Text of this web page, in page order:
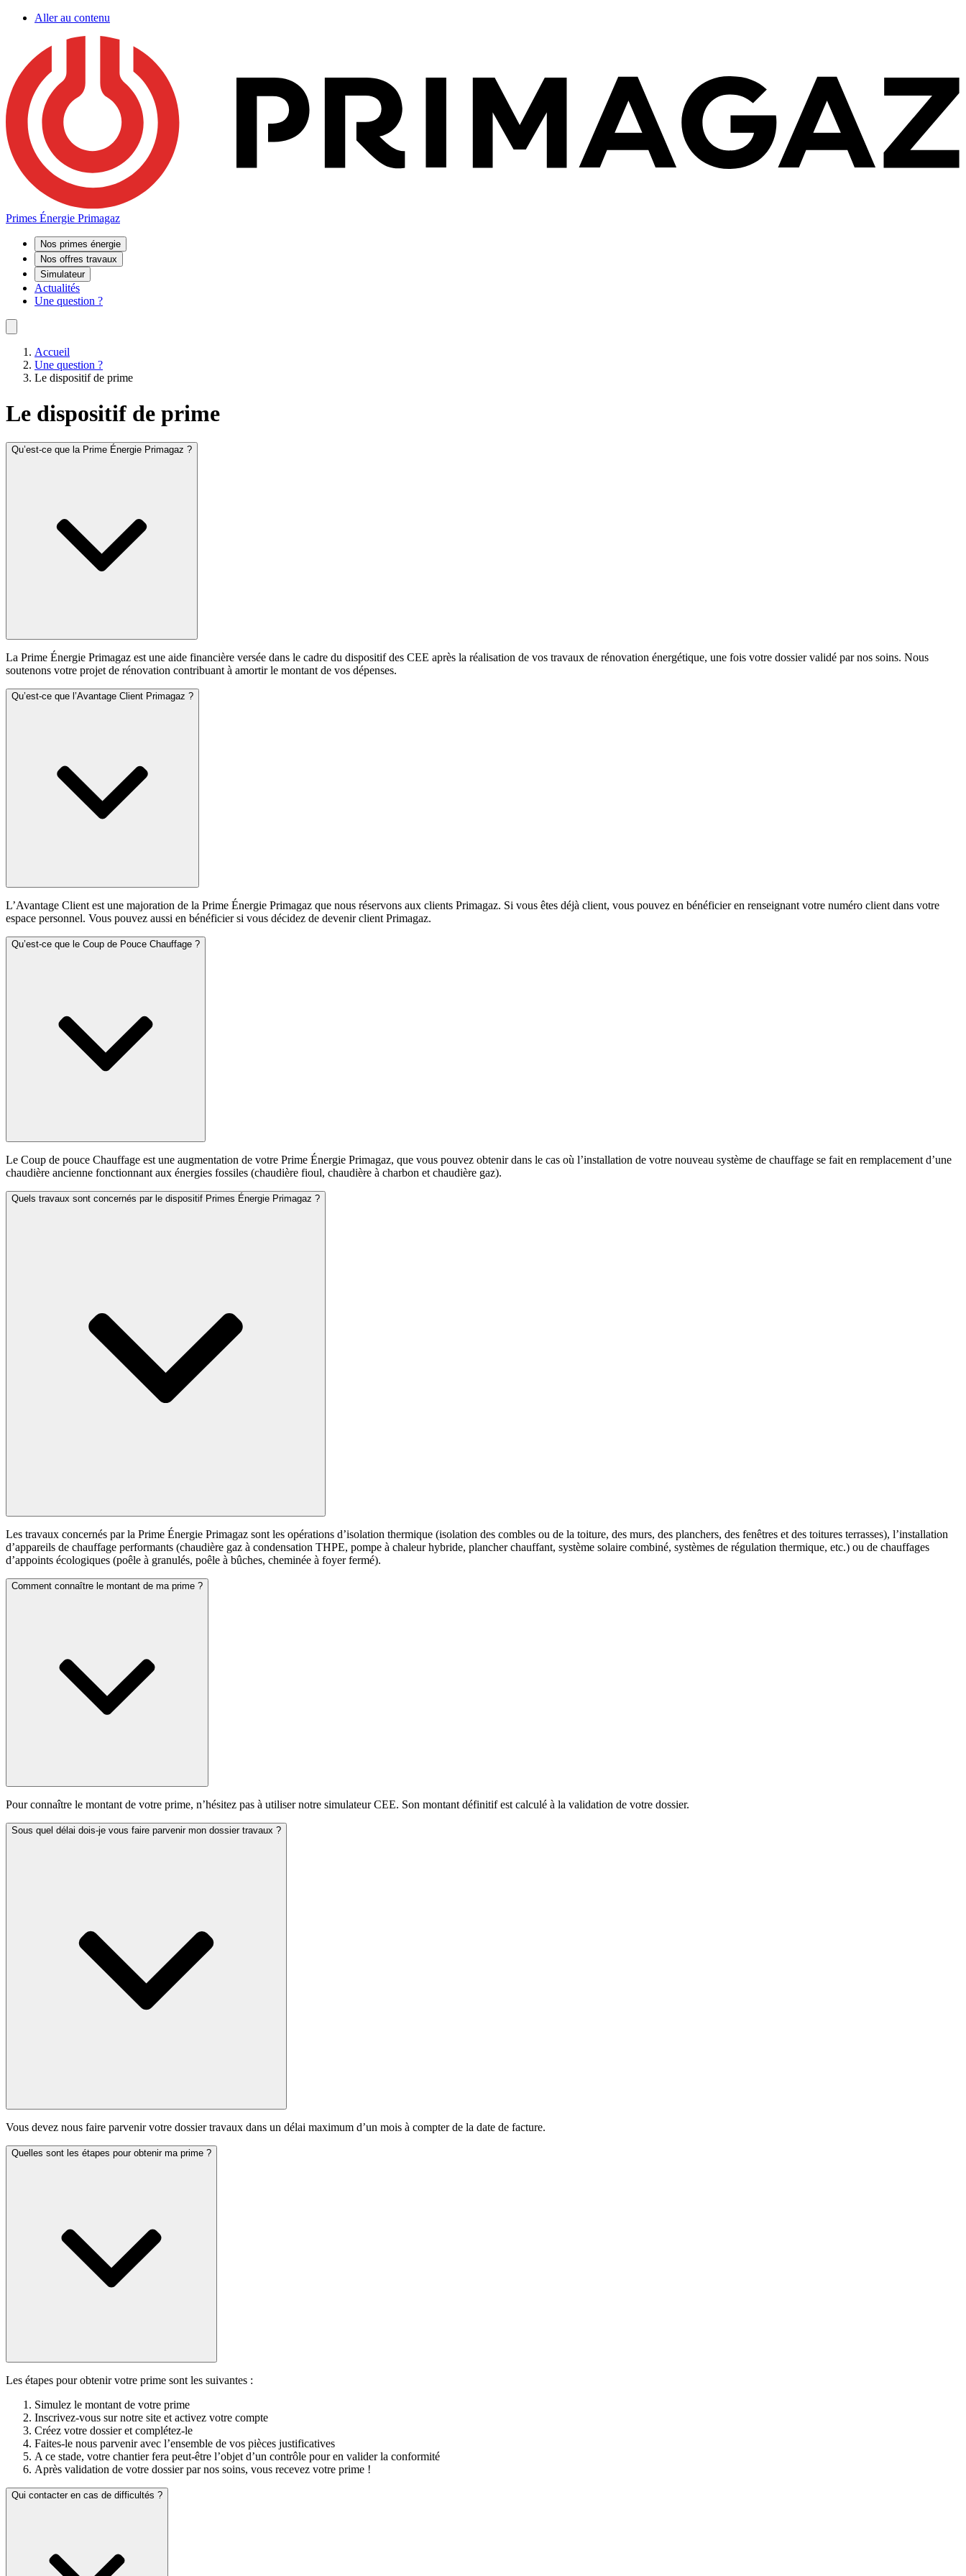
Aller au contenu
Primes Énergie Primagaz
Nos primes énergie
Nos offres travaux
Simulateur
Actualités
Une question ?
Accueil
Une question ?
Le dispositif de prime
Le dispositif de prime
Qu’est-ce que la Prime Énergie Primagaz ?
La Prime Énergie Primagaz est une aide financière versée dans le cadre du dispositif des CEE après la réalisation de vos travaux de rénovation énergétique, une fois votre dossier validé par nos soins. Nous
soutenons votre projet de rénovation contribuant à amortir le montant de vos dépenses.
Qu’est-ce que l’Avantage Client Primagaz ?
L’Avantage Client est une majoration de la Prime Énergie Primagaz que nous réservons aux clients Primagaz. Si vous êtes déjà client, vous pouvez en bénéficier en renseignant votre numéro client dans votre
espace personnel. Vous pouvez aussi en bénéficier si vous décidez de devenir client Primagaz.
Qu’est-ce que le Coup de Pouce Chauffage ?
Le Coup de pouce Chauffage est une augmentation de votre Prime Énergie Primagaz, que vous pouvez obtenir dans le cas où l’installation de votre nouveau système de chauffage se fait en remplacement d’une
chaudière ancienne fonctionnant aux énergies fossiles (chaudière fioul, chaudière à charbon et chaudière gaz).
Quels travaux sont concernés par le dispositif Primes Énergie Primagaz ?
Les travaux concernés par la Prime Énergie Primagaz sont les opérations d’isolation thermique (isolation des combles ou de la toiture, des murs, des planchers, des fenêtres et des toitures terrasses), l’installation
d’appareils de chauffage performants (chaudière gaz à condensation THPE, pompe à chaleur hybride, plancher chauffant, système solaire combiné, systèmes de régulation thermique, etc.) ou de chauffages
d’appoints écologiques (poêle à granulés, poêle à bûches, cheminée à foyer fermé).
Comment connaître le montant de ma prime ?
Pour connaître le montant de votre prime, n’hésitez pas à utiliser notre simulateur CEE. Son montant définitif est calculé à la validation de votre dossier.
Sous quel délai dois-je vous faire parvenir mon dossier travaux ?
Vous devez nous faire parvenir votre dossier travaux dans un délai maximum d’un mois à compter de la date de facture.
Quelles sont les étapes pour obtenir ma prime ?
Les étapes pour obtenir votre prime sont les suivantes :
Simulez le montant de votre prime
Inscrivez-vous sur notre site et activez votre compte
Créez votre dossier et complétez-le
Faites-le nous parvenir avec l’ensemble de vos pièces justificatives
A ce stade, votre chantier fera peut-être l’objet d’un contrôle pour en valider la conformité
Après validation de votre dossier par nos soins, vous recevez votre prime !
Qui contacter en cas de difficultés ?